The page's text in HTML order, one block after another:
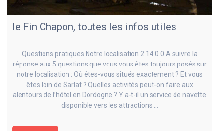
le Fin Chapon, toutes les infos utiles
Questions pratiques Notre localisation 2.14.0.0 A suivre la
réponse aux 5 questions que vous vous êtes toujours posés sur
notre localisation : Où êtes-vous situés exactement ? Et vous
êtes loin de Sarlat ? Quelles activités peut-on faire aux
alentours de l’hôtel en Dordogne ? Y a-t-il un service de navette
disponible vers les attractions …